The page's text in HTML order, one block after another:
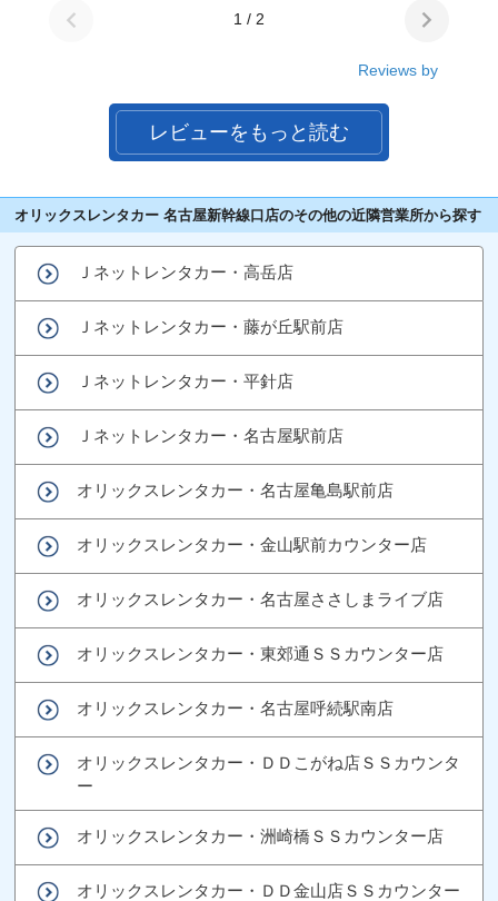
1 / 2
Reviews by
レビューをもっと読む
オリックスレンタカー 名古屋新幹線口店のその他の近隣営業所から探す
Ｊネットレンタカー・高岳店
Ｊネットレンタカー・藤が丘駅前店
Ｊネットレンタカー・平針店
Ｊネットレンタカー・名古屋駅前店
オリックスレンタカー・名古屋亀島駅前店
オリックスレンタカー・金山駅前カウンター店
オリックスレンタカー・名古屋ささしまライブ店
オリックスレンタカー・東郊通ＳＳカウンター店
オリックスレンタカー・名古屋呼続駅南店
オリックスレンタカー・ＤＤこがね店ＳＳカウンタ
ー
オリックスレンタカー・洲崎橋ＳＳカウンター店
オリックスレンタカー・ＤＤ金山店ＳＳカウンター